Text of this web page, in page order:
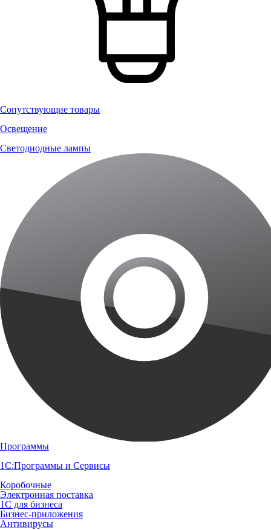
Сопутствующие товары
Освещение
Светодиодные лампы
Программы
1С:Программы и Сервисы
Коробочные
Электронная поставка
1С для бизнеса
Бизнес-приложения
Антивирусы